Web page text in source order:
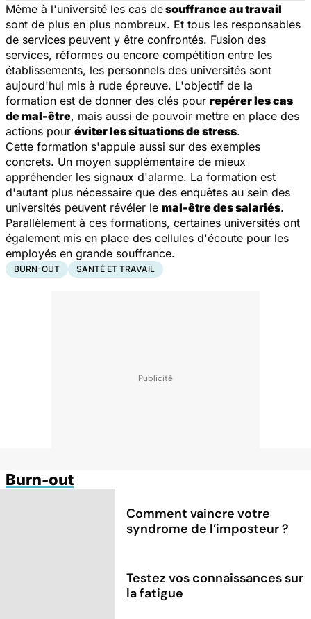
Même à l'université les cas desouffrance au travail
sont de plus en plus nombreux. Et tous les responsables
de services peuvent y être confrontés. Fusion des
services, réformes ou encore compétition entre les
établissements, les personnels des universités sont
aujourd'hui mis à rude épreuve. L'objectif de la
formation est de donner des clés pour repérer les cas
de mal-être, mais aussi de pouvoir mettre en place des
actions pour éviter les situations de stress.
Cette formation s'appuie aussi sur des exemples
concrets. Un moyen supplémentaire de mieux
appréhender les signaux d'alarme. La formation est
d'autant plus nécessaire que des enquêtes au sein des
universités peuvent révéler le mal-être des salariés.
Parallèlement à ces formations, certaines universités ont
également mis en place des cellules d'écoute pour les
employés en grande souffrance.
BURN-OUT SANTÉ ET TRAVAIL
Burn-out
Comment vaincre votre
syndrome de l’imposteur ?
Testez vos connaissances sur
la fatigue